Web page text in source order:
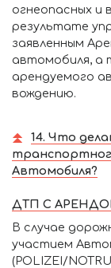
огнеопасных и
результате
заявленным
автомобиля, а
арендуемого
вождению.
14. Что
Автомобиля?
ДТП С
В случае
участием
(POLIZEI/